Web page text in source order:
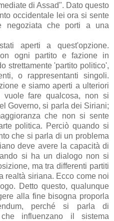
di Assad". Dato questo
occidentale lei ora si sente
negoziata che porti a una
aperti a quest'opzione.
ogni partito e fazione in
strettamente 'partito politico',
o rappresentanti singoli.
e siamo aperti a ulteriori
vuole fare qualcosa, non si
Governo, si parla dei Siriani;
che non si sente
politica. Perciò quando si
che si parla di un problema
deve avere la capacità di
si ha un dialogo non si
ma tra differenti partiti
realtà siriana. Ecco come noi
Detto questo, qualunque
alla fine bisogna proporla
perché si parla di
che influenzano il sistema